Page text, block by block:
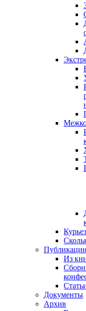
Публикации
Из
Документы
Архив